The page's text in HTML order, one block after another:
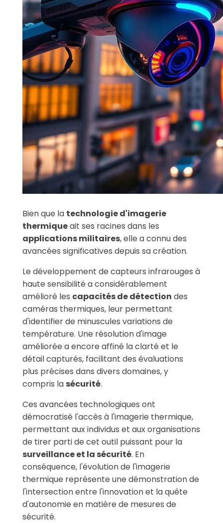
Bien que la technologie d'imagerie
thermiqueait ses racines dans les
applications militaires, elle a connu des
avancées significatives depuis sa création.
Le développement de capteurs infrarouges à
haute sensibilité a considérablement
amélioré les capacités de détection des
caméras thermiques, leur permettant
d'identifier de minuscules variations de
température. Une résolution d'image
améliorée a encore affiné la clarté et le
détail capturés, facilitant des évaluations
plus précises dans divers domaines, y
compris la sécurité.
Ces avancées technologiques ont
démocratisé l'accès à l'imagerie thermique,
permettant aux individus et aux organisations
de tirer parti de cet outil puissant pour la
surveillance et la sécurité. En
conséquence, l'évolution de l'imagerie
thermique représente une démonstration de
l'intersection entre l'innovation et la quête
d'autonomie en matière de mesures de
sécurité.